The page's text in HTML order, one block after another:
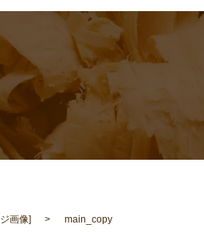
画像] main_copy